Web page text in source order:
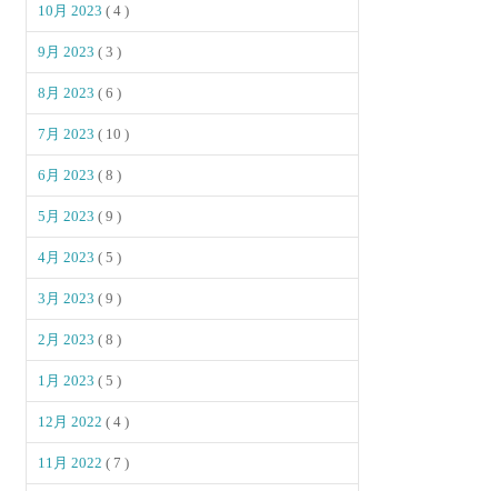
10月 2023( 4 )
9月 2023( 3 )
8月 2023( 6 )
7月 2023( 10 )
6月 2023( 8 )
5月 2023( 9 )
4月 2023( 5 )
3月 2023( 9 )
2月 2023( 8 )
1月 2023( 5 )
12月 2022( 4 )
11月 2022( 7 )